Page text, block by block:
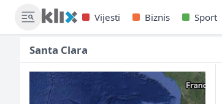
Vijesti Biznis Sport
Santa Clara